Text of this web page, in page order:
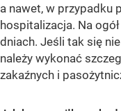
a nawet, w przypadku
hospitalizacja. Na
dniach. Jeśli tak się
należy wykonać
zakaźnych i